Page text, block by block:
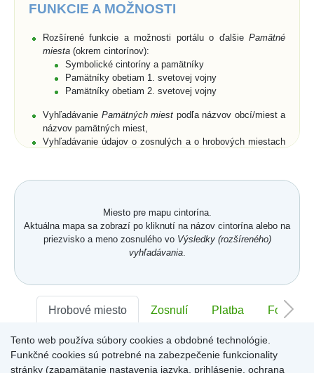
FUNKCIE A MOŽNOSTI
Rozšírené funkcie a možnosti portálu o ďalšie Pamätné
miesta (okrem cintorínov):
Symbolické cintoríny a pamätníky
Pamätníky obetiam 1. svetovej vojny
Pamätníky obetiam 2. svetovej vojny
Vyhľadávanie Pamätných miest podľa názvov obcí/miest a
názvov pamätných miest,
Vyhľadávanie údajov o zosnulých a o hrobových miestach
Rozšírené vyhľadávanie zosnulých aj podľa dátumu
buď na cintorínoch konkrétnej obce/mesta, alebo na
všetkých cintorínoch obcí/miest umiestnených na portáli,
Zobrazenie zoznamov zosnulých na vyhľadaných
symbolických cintorínoch a/alebo pamätníkoch s
Prehľadné usporiadanie databázových záznamov cintorína
Karte hrobového miesta
Karta
hrobového miestaje členená na jednotlivé záložky -
Kronika,
ZáložkaHrobové miesto obsahuje položky: číslo hrobového
miesta, dĺžka, šírka, plocha a hĺbka hrobového miesta,
Miesto pre mapu cintorína.
Aktuálna mapa sa zobrazí po kliknutí na názov cintorína alebo na
priezvisko a meno zosnulého vo Výsledky (rozšíreného)
vyhľadávania.
Hrobové miesto Zosnulí Platba Foto
Sektor:- Rad:- Číslo:-
Tento web používa súbory cookies a obdobné technológie.
Funkčné cookies sú potrebné na zabezpečenie funkcionality
stránky (zapamätanie nastavenia jazyka, prihlásenie, ochrana